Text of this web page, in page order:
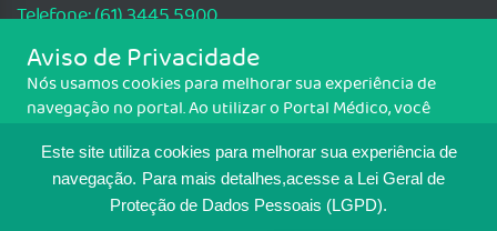
Este site utiliza cookies para melhorar sua experiência de
navegação. Para mais detalhes,acesse a Lei Geral de
Proteção de Dados Pessoais (LGPD).
Telefone: (61) 3445 5900
Email: cfm@portalmedico.org.br
SGAS 616, Conjunto D, Lote 115, L2 Sul, Brasília/DF - CEP: 70200-760 -
CNPJ: 33.583.550/0001-30
MAPA DO SITE
Aviso de Privacidade
Nós usamos cookies para melhorar sua experiência de
navegação no portal. Ao utilizar o Portal Médico, você
Para ter mais informações sobre como isso é feito, acesse
Política de cookies. Se você concorda, clique em ACEITO.